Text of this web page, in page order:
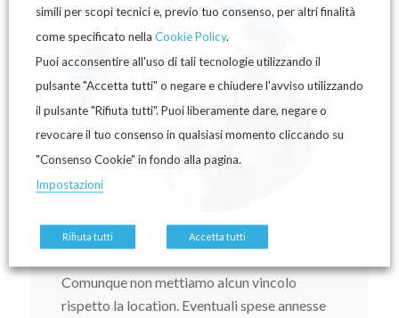
Potrai lavorare da casa se la tua
Comunque non mettiamo alcun vincolo
rispetto la location. Eventuali spese annesse
simili per scopi tecnici e, previo tuo consenso, per altri finalità
come specificato nella Cookie Policy.
Puoi acconsentire all'uso di tali tecnologie utilizzando il
pulsante "Accetta tutti" o negare e chiudere l'avviso utilizzando
il pulsante "Rifiuta tutti". Puoi liberamente dare, negare o
revocare il tuo consenso in qualsiasi momento cliccando su
"Consenso Cookie" in fondo alla pagina.
Impostazioni
Rifiuta tutti Accetta tutti